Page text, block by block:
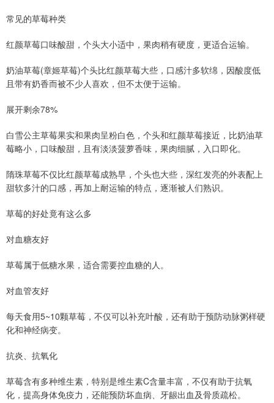
常见的草莓种类
红颜草莓口味酸甜，个头大小适中，果肉稍有硬度，更适合运输。
奶油草莓(章姬草莓)个头比红颜草莓大些，口感汁多软绵，因酸度低
且带有奶香而被不少人喜欢，但不太便于运输。
展开剩余78%
白雪公主草莓果实和果肉呈粉白色，个头和红颜草莓接近，比奶油草
莓略小，口味酸甜，且有淡淡菠萝香味，果肉细腻，入口即化。
隋珠草莓不仅比红颜草莓成熟早，个头也大些，深红发亮的外表配上
甜软多汁的口感，再加上耐运输的特点，逐渐被人们熟识。
草莓的好处竟有这么多
对血糖友好
草莓属于低糖水果，适合需要控血糖的人。
对血管友好
每天食用5~10颗草莓，不仅可以补充叶酸，还有助于预防动脉粥样硬
化和神经病变。
抗炎、抗氧化
草莓含有多种维生素，特别是维生素C含量丰富，不仅有助于抗氧
化，提高身体免疫力，还能预防坏血病、牙龈出血及骨质疏松。